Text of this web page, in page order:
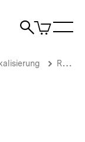
Suche
Artikel
im
Rechtsextremismus